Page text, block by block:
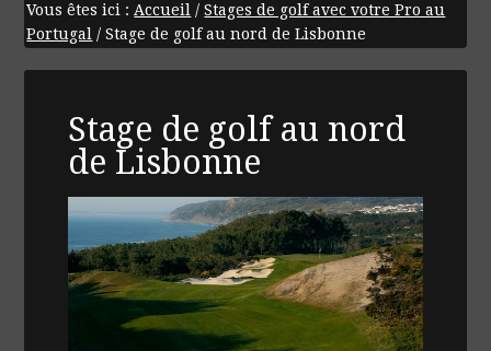
Vous êtes ici :Accueil / Stages de golf avec votre Pro au
Portugal / Stage de golf au nord de Lisbonne
Stage de golf au nord
de Lisbonne